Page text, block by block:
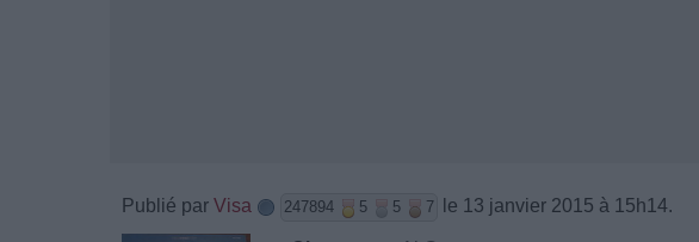
Publié par Visa 247894 5 5 7 le 13 janvier 2015 à 15h14.